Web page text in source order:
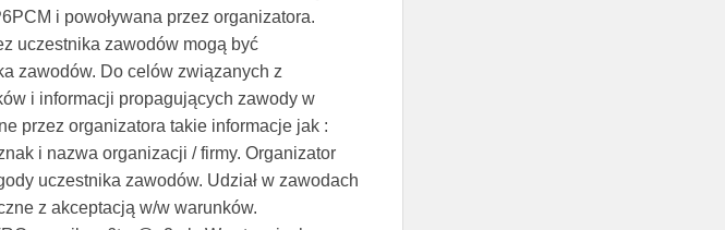
i powoływana przez organizatora.
uczestnika zawodów mogą być
zawodów. Do celów związanych z
i informacji propagujących zawody w
przez organizatora takie informacje jak :
i nazwa organizacji / firmy. Organizator
uczestnika zawodów. Udział w zawodach
z akceptacją w/w warunków.